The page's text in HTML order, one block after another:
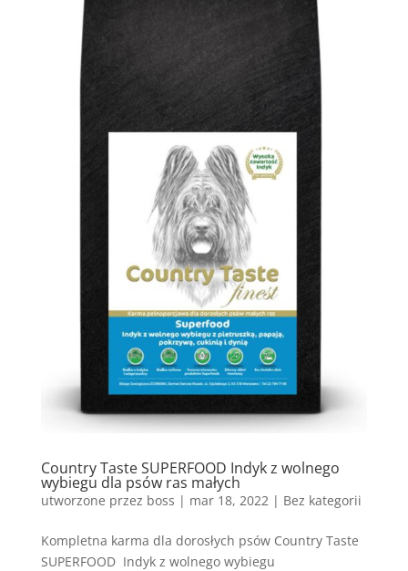
Country Taste SUPERFOOD Indyk z wolnego
wybiegu dla psów ras małych
utworzone przez boss | mar 18, 2022| Bez kategorii
Kompletna karma dla dorosłych psów Country Taste
SUPERFOOD Indyk z wolnego wybiegu